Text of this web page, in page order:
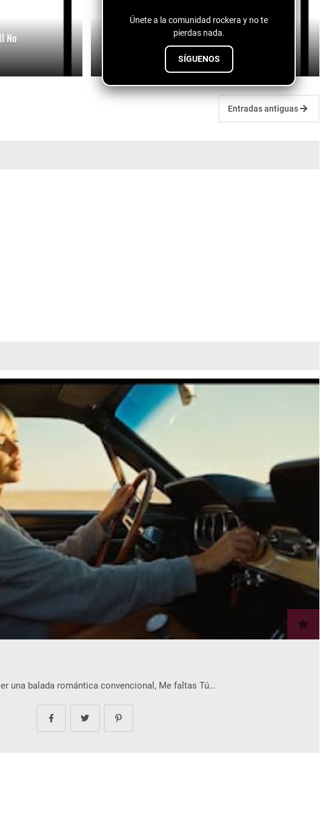
Únete a la comunidad rockera y no te
pierdas nada.
SÍGUENOS
No Fuentes de vida - conspiranoico
July 28, 2026
Entradas antiguas
una balada romántica convencional, Me faltas Tú…